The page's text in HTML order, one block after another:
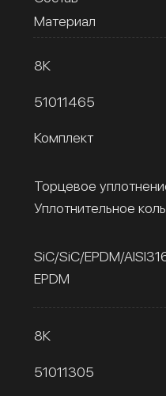
Материал
8К
51011465
Комплект
Торцевое
Уплотнительное
SiC/SiC/EPDM/
EPDM
8К
51011305